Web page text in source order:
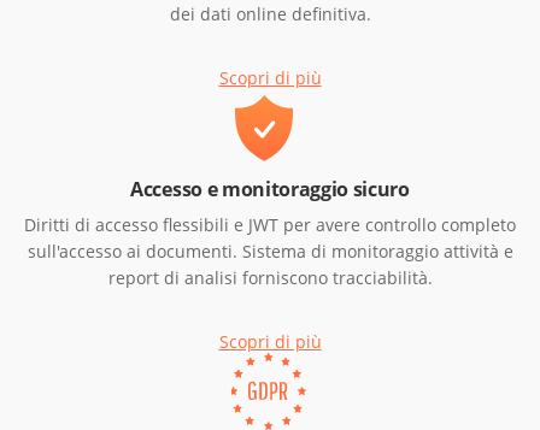
dei dati online definitiva.
Scopri di più
Accesso e monitoraggio sicuro
Diritti di accesso flessibili e JWT per avere controllo completo
sull'accesso ai documenti. Sistema di monitoraggio attività e
report di analisi forniscono tracciabilità.
Scopri di più